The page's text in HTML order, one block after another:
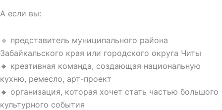
А если вы:
🔸 представитель муниципального района
Забайкальского края или городского округа Читы
🔸 креативная команда, создающая национальную
кухню, ремесло, арт-проект
🔸 организация, которая хочет стать частью большого
культурного события